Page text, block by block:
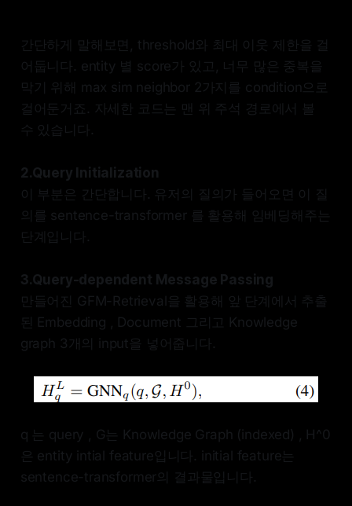
간단하게 말해보면, threshold와 최대 이웃 제한을 걸
어둡니다. entity 별 score가 있고, 너무 많은 중복을
막기 위해 max sim neighbor 2가지를 condition으로
걸어둔거죠. 자세한 코드는 맨 위 주석 경로에서 볼
수 있습니다.
2.Query Initialization
이 부분은 간단합니다. 유저의 질의가 들어오면 이 질
의를 sentence-transformer 를 활용해 임베딩해주는
단계입니다.
3.Query-dependent Message Passing
만들어진 GFM-Retrieval을 활용해 앞 단계에서 추출
된 Embedding , Document 그리고 Knowledge
graph 3개의 input을 넣어줍니다.
q 는 query , G는 Knowledge Graph (indexed) , H^0
은 entity intial feature입니다. initial feature는
sentence-transformer의 결과물입니다.